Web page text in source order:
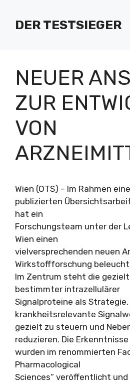
Inhalt
springenDER TESTSIEGER
NEUER
ZUR
VON
Wien (OTS) – Im Rahmen
publizierten
hat ein
Forschungsteam unter der
Wien einen
vielversprechenden neuen
Wirkstoffforschung
Im Zentrum steht die
bestimmter intrazellulärer
Signalproteine als Strategie,
krankheitsrelevante
gezielt zu steuern und
reduzieren. Die Erkenntnisse
wurden im renommierten
Pharmacological
Sciences“ veröffentlicht